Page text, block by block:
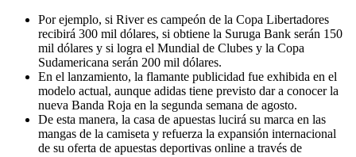
Por ejemplo, si River es campeón de la Copa Libertadores
recibirá 300 mil dólares, si obtiene la Suruga Bank serán 150
mil dólares y si logra el Mundial de Clubes y la Copa
Sudamericana serán 200 mil dólares.
En el lanzamiento, la flamante publicidad fue exhibida en el
modelo actual, aunque adidas tiene previsto dar a conocer la
nueva Banda Roja en la segunda semana de agosto.
De esta manera, la casa de apuestas lucirá su marca en las
mangas de la camiseta y refuerza la expansión internacional
de su oferta de apuestas deportivas online a través de